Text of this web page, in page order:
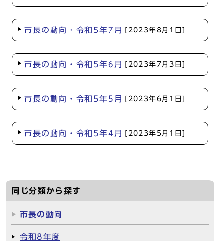
市長の動向・令和5年7月 [2023年8月1日]
市長の動向・令和5年6月 [2023年7月3日]
市長の動向・令和5年5月 [2023年6月1日]
市長の動向・令和5年4月 [2023年5月1日]
同じ分類から探す
市長の動向
令和8年度